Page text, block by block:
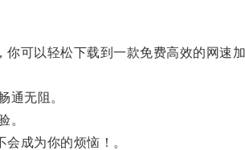
以轻松下载到一款免费高效的网速
无阻。
。
成为你的烦恼！。